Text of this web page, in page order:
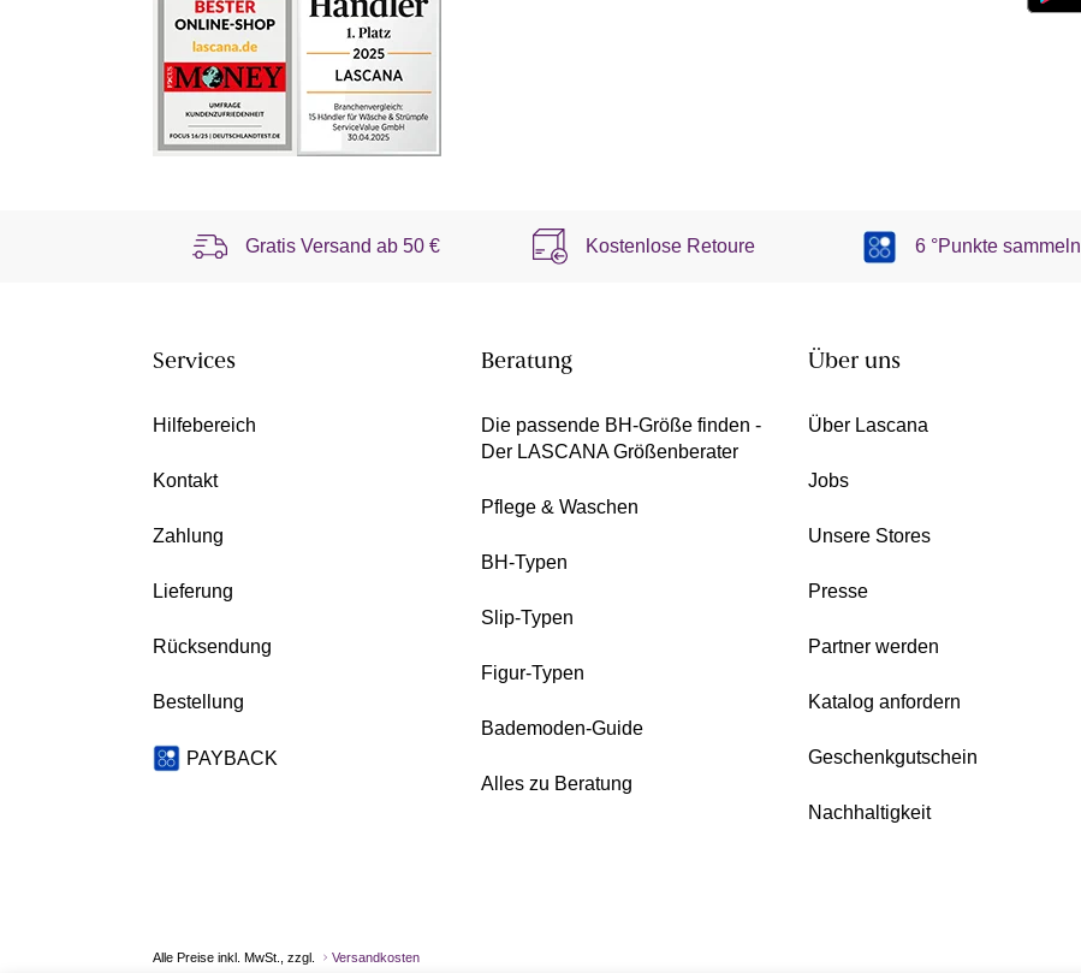
Gratis Versand ab50 € Kostenlose Retoure 6 °Punkte sammeln
Services
Hilfebereich
Kontakt
Zahlung
Lieferung
Rücksendung
Bestellung
PAYBACK
Beratung
Die passende BH-Größe finden -
Der LASCANA Größenberater
Pflege & Waschen
BH-Typen
Slip-Typen
Figur-Typen
Bademoden-Guide
Alles zu Beratung
Über uns
Über Lascana
Jobs
Unsere Stores
Presse
Partner werden
Katalog anfordern
Geschenkgutschein
Nachhaltigkeit
Alle Preise inkl. MwSt., zzgl. Versandkosten